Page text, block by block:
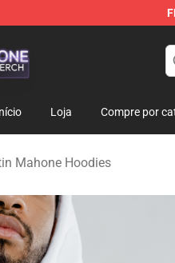
Loja Compre por
Mahone Hoodies